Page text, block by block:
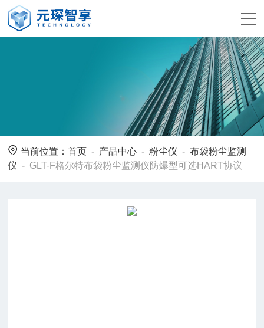
当前位置：首页 - 产品中心 -粉尘仪 -布袋粉尘监测
仪 - GLT-F格尔特布袋粉尘监测仪防爆型可选HART协议